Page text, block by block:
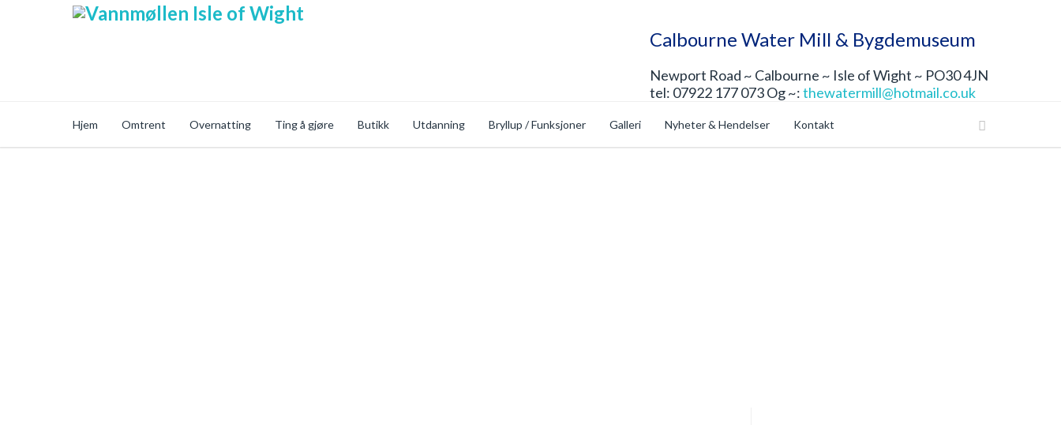
Calbourne Water Mill & Bygdemuseum
Newport Road ~ Calbourne ~ Isle of Wight ~ PO30 4JN
tel: 07922 177 073 Og ~:thewatermill@hotmail.co.uk
Hjem Omtrent Overnatting Ting å gjøre Butikk Utdanning Bryllup / Funksjoner Galleri Nyheter & Hendelser Kontakt